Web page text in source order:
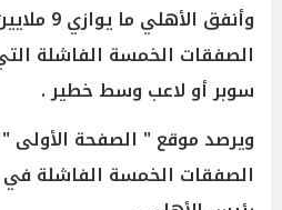
وأنفق
الصفقات الخمسة الفاشلة
سوبر أو لاعب وسط خطير .
ويرصد موقع " الصفحة الأولى
الصفقات الخمسة الفاشلة